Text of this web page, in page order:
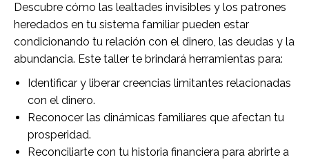
Descubre cómo las lealtades invisibles y los patrones
heredados en tu sistema familiar pueden estar
condicionando tu relación con el dinero, las deudas y la
abundancia. Este taller te brindará herramientas para:
​Identificar y liberar creencias limitantes relacionadas
con el dinero.
​Reconocer las dinámicas familiares que afectan tu
prosperidad.
​Reconciliarte con tu historia financiera para abrirte a